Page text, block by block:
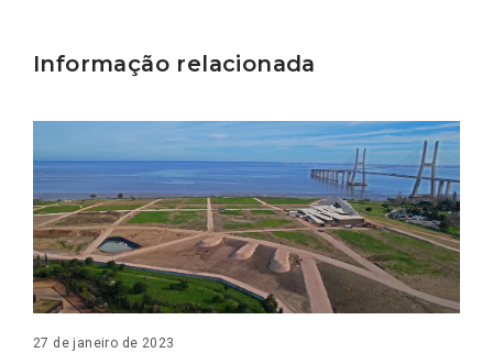
Informação relacionada
27 de janeiro de 2023